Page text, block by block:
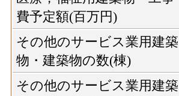
費予定額(百万円)
その他のサービス業用建築
物・建築物の数(棟)
その他のサービス業用建築